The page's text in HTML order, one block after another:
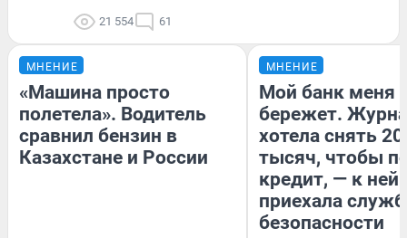
21 554 61
МНЕНИЕ
«Машина просто
полетела». Водитель
сравнил бензин в
Казахстане и России
МНЕНИЕ
Мой банк меня
бережет.
хотела снять
тысяч, чтобы
кредит, — к
приехала
безопасности